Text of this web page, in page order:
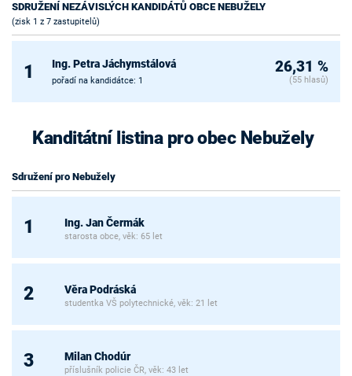
SDRUŽENÍ NEZÁVISLÝCH KANDIDÁTŮ OBCE NEBUŽELY
(zisk 1 z 7 zastupitelů)
1 Ing. Petra Jáchymstálová
pořadí na kandidátce: 1
26,31 %
(55 hlasů)
Kanditátní listina pro obec Nebužely
Sdružení pro Nebužely
1 Ing. Jan Čermák
starosta obce, věk: 65 let
2 Věra Podráská
studentka VŠ polytechnické, věk: 21 let
3 Milan Chodúr
příslušník policie ČR, věk: 43 let